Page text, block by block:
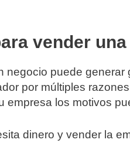
vender
negocio puede
por múltiples
empresa los motivos
dinero y vender la